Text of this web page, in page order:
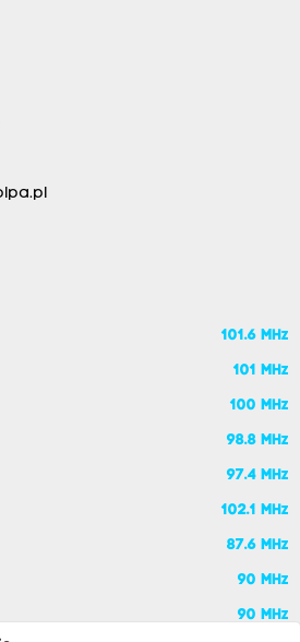
101.6 MHz
101 MHz
100 MHz
98.8 MHz
97.4 MHz
102.1 MHz
87.6 MHz
90 MHz
90 MHz